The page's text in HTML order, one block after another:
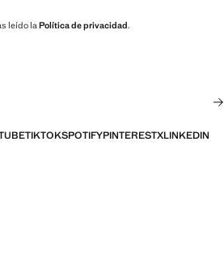
leído laPolítica de privacidad.
TIKTOKSPOTIFYPINTERESTXLINKEDIN